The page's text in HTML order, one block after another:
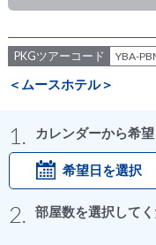
PKGツアーコード YBA-
＜ムースホテル＞
1. カレンダーから希
希望日を選択
2. 部屋数を選択して